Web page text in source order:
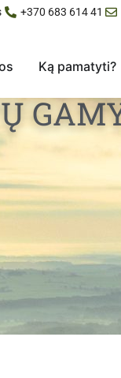
+370 683 614 41
Ką pamatyti?